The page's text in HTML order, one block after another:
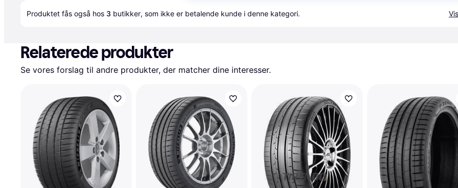
Produktet fås også hos 3 butikker, som ikke er betalende kunde i denne kategori.
Relaterede produkter
Se vores forslag til andre produkter, der matcher dine interesser.